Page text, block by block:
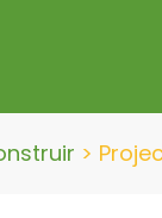
>